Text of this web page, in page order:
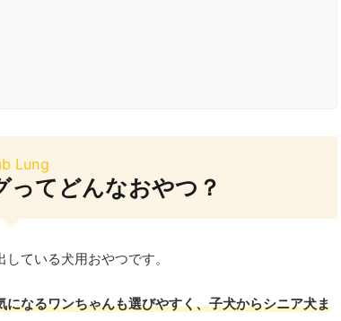
Lung
ってどんなおやつ？
ている犬用おやつです。
なるワンちゃんも選びやすく、子犬からシニア犬ま